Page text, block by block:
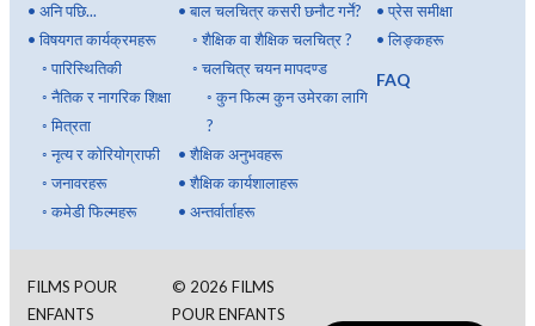
• अनि पछि...
• विषयगत कार्यक्रमहरू
◦ पारिस्थितिकी
◦ नैतिक र नागरिक शिक्षा
◦ मित्रता
◦ नृत्य र कोरियोग्राफी
◦ जनावरहरू
◦ कमेडी फिल्महरू
• बाल चलचित्र कसरी छनौट गर्ने?
◦ शैक्षिक वा शैक्षिक चलचित्र ?
◦ चलचित्र चयन मापदण्ड
◦ कुन फिल्म कुन उमेरका लागि
?
• शैक्षिक अनुभवहरू
• शैक्षिक कार्यशालाहरू
• अन्तर्वार्ताहरू
•प्रेस समीक्षा
•लिङ्कहरू
FAQ
FILMS POUR
ENFANTS
© 2026 FILMS
POUR ENFANTS